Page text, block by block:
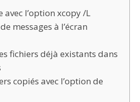
avec l’option xcopy /L
messages à l’écran
fichiers déjà existants dans
copiés avec l’option de